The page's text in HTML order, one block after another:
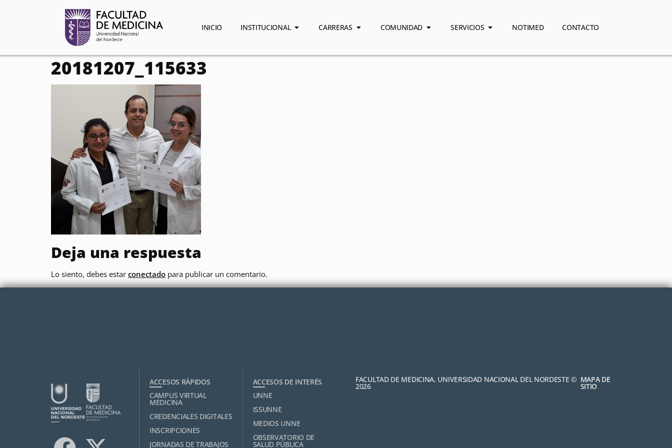
INICIO INSTITUCIONAL CARRERAS COMUNIDAD SERVICIOS NOTIMED CONTACTO
20181207_115633
Deja una respuesta
Lo siento, debes estar conectado para publicar un comentario.
ACCESOS RÁPIDOS
CAMPUS VIRTUAL
MEDICINA
CREDENCIALES DIGITALES
INSCRIPCIONES
JORNADAS DE TRABAJOS
ACCESOS DE INTERÉS
UNNE
ISSUNNE
MEDIOS UNNE
OBSERVATORIO DE
SALUD PÚBLICA
FACULTAD DE MEDICINA, UNIVERSIDAD NACIONAL DEL NORDESTE ©
2026
MAPA DE
SITIO